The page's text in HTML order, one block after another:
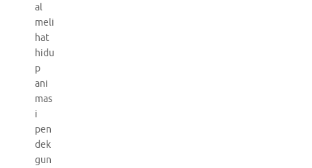
al
meli
hat
hidu
p
ani
mas
i
pen
dek
gun